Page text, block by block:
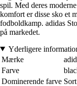
spil. Med deres
komfort er disse sko et
fodboldkamp. adidas
på markedet.
Yderligere
Mærke
Farve
Dominerende farve Sort